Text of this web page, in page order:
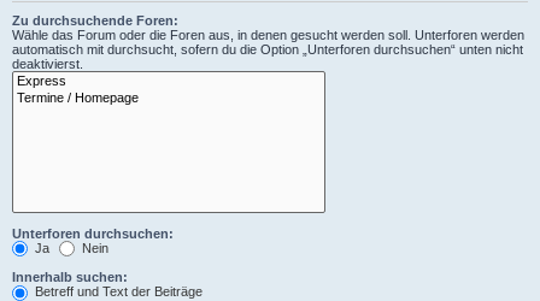
Zu durchsuchende Foren:
Wähle das Forum oder die Foren aus, in denen gesucht werden soll. Unterforen werden
automatisch mit durchsucht, sofern du die Option „Unterforen durchsuchen“ unten nicht
deaktivierst.
Unterforen durchsuchen:
Ja
Nein
Innerhalb suchen:
Betreff und Text der Beiträge